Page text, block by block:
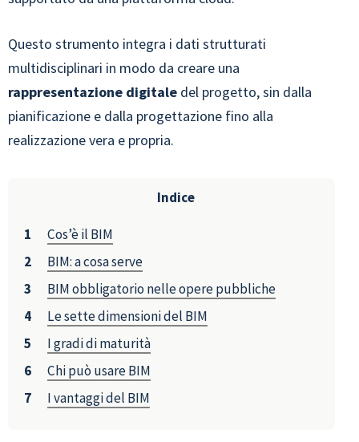
Questo strumento integra i dati strutturati
multidisciplinari in modo da creare una
rappresentazione digitale del progetto, sin dalla
pianificazione e dalla progettazione fino alla
realizzazione vera e propria.
Indice
Cos’è il BIM
BIM: a cosa serve
BIM obbligatorio nelle opere pubbliche
Le sette dimensioni del BIM
I gradi di maturità
Chi può usare BIM
I vantaggi del BIM